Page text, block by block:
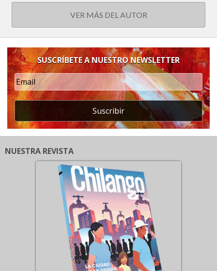
VER MÁS DEL AUTOR
SUSCRÍBETE A NUESTRO NEWSLETTER
Suscribir
NUESTRA REVISTA